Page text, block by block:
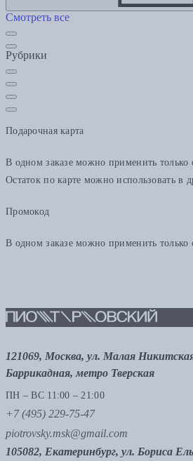
Смотреть все
Рубрики
Подарочная карта
В одном заказе можно применить только
Остаток по карте можно использовать в
Промокод
В одном заказе можно применить только
121069, Москва, ул. Малая
Баррикадная, метро Тверская
ПН – ВС 11:00 – 21:00
+7 (495) 229-75-47
piotrovsky.msk@gmail.com
105082, Екатеринбург, ул. Бориса